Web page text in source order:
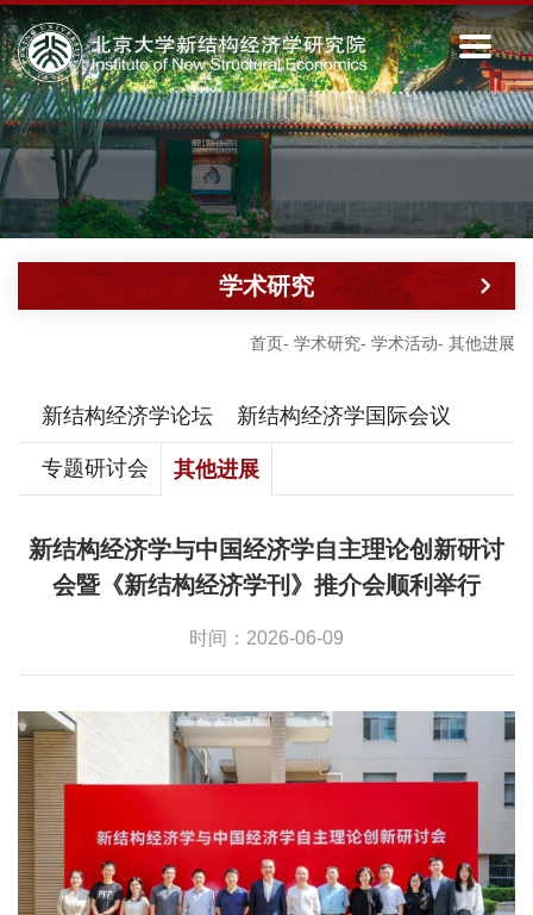
首页- 学术研究- 学术活动- 其他进展
学术研究
新结构经济学论坛 新结构经济学国际会议
专题研讨会 其他进展
新结构经济学与中国经济学自主理论创新研讨
会暨《新结构经济学刊》推介会顺利举行
时间：2026-06-09